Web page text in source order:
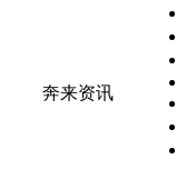
奔来资讯